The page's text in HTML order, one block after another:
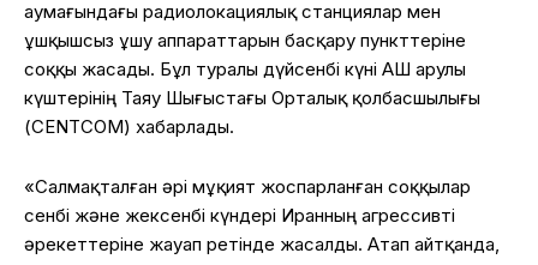
аумағындағы радиолокациялық станциялар мен
ұшқышсыз ұшу аппараттарын басқару пункттеріне
соққы жасады. Бұл туралы дүйсенбі күні АҚШ Қарулы
күштерінің Таяу Шығыстағы Орталық қолбасшылығы
(CENTCOM) хабарлады.
«Салмақталған әрі мұқият жоспарланған соққылар
сенбі және жексенбі күндері Иранның агрессивті
әрекеттеріне жауап ретінде жасалды. Атап айтқанда,